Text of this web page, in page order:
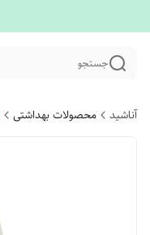
جستجو
آناشید محصولات بهداشتی